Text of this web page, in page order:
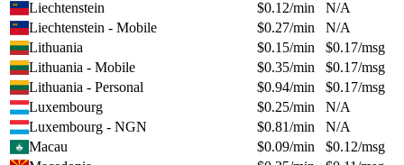
Liechtenstein
$0.12/min
N/A
Liechtenstein - Mobile
$0.27/min
N/A
Lithuania
$0.15/min $0.17/msg
Lithuania - Mobile
$0.35/min $0.17/msg
Lithuania - Personal
$0.94/min $0.17/msg
Luxembourg
$0.25/min
N/A
Luxembourg - NGN
$0.81/min
N/A
Macau
$0.09/min $0.12/msg